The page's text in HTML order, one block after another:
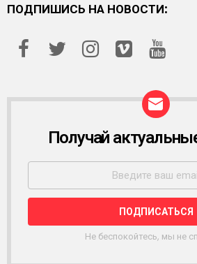
ПОДПИШИСЬ НА НОВОСТИ:
С
Ы
Л
К
Получай
Не беспокойтесь, мы не